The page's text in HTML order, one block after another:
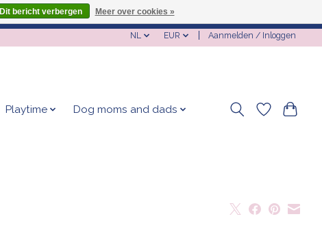
NL EUR Aanmelden / Inloggen
Playtime Dog moms and dads
Dit bericht verbergen Meer over cookies »